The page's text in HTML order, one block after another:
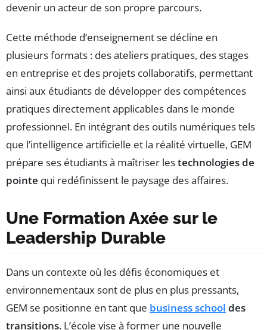
devenir un acteur de son propre parcours.
Cette méthode d’enseignement se décline en
plusieurs formats : des ateliers pratiques, des stages
en entreprise et des projets collaboratifs, permettant
ainsi aux étudiants de développer des compétences
pratiques directement applicables dans le monde
professionnel. En intégrant des outils numériques tels
que l’intelligence artificielle et la réalité virtuelle, GEM
prépare ses étudiants à maîtriser lestechnologies de
pointe qui redéfinissent le paysage des affaires.
Une Formation Axée sur le
Leadership Durable
Dans un contexte où les défis économiques et
environnementaux sont de plus en plus pressants,
GEM se positionne en tant que business school des
transitions. L’école vise à former une nouvelle